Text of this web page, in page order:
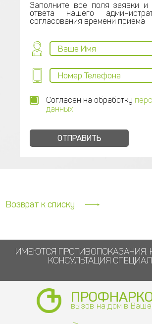
Заполните все поля заявки и
ответа нашего
согласования времени приема
Согласен на обработку
данных
Возврат к списку
ИМЕЮТСЯ ПРОТИВОПОКАЗАНИЯ.
КОНСУЛЬТАЦИЯ
вызов на дом в